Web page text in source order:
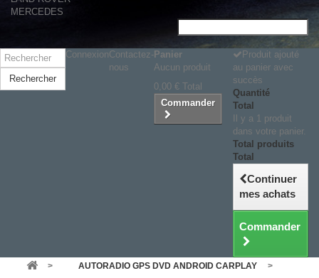
MERCEDES
Rechercher
ConnexionContactez-
nous
Panier
Aucun produit
0,00 € Total
Commander
Produit ajouté
au panier avec
succès
Quantité
Total
Il y a 1 produit
dans votre panier.
Total produits
Total
Continuer
mes achats
Commander
> AUTORADIO GPS DVD ANDROID CARPLAY
>